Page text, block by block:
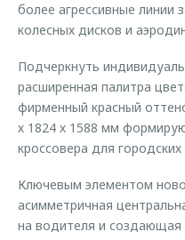
более агрессивные линии
колесных дисков и
Подчеркнуть
расширенная палитра
фирменный красный
х 1824 х 1588 мм
кроссовера для
Ключевым элементом
асимметричная
на водителя и